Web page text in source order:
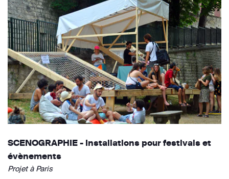
SCENOGRAPHIE - Installations pour festivals et
évènements
Projet à Paris